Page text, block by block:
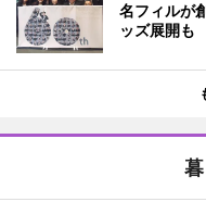
名フィルが
ッズ展開も